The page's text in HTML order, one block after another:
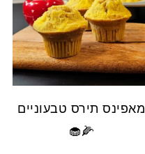
מאפינס תירס טבעוניים
🌽🧁